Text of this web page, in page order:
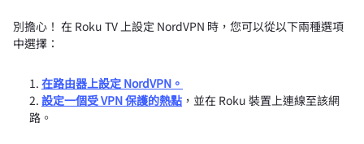
別擔心！ 在 Roku TV 上設定 NordVPN 時，您可以從以下兩種選項
中選擇：
在路由器上設定 NordVPN。
設定一個受 VPN 保護的熱點 ，並在 Roku 裝置上連線至該網
路。